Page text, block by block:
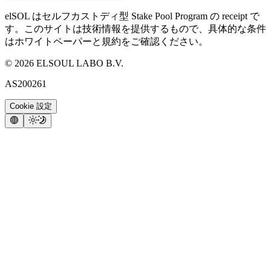
elSOL はセルフカストディ型 Stake Pool Program の receipt で
す。このサイトは技術情報を提供するもので、具体的な条件
はホワイトペーパーと規約をご確認ください。
© 2026 ELSOUL LABO B.V.
AS200261
Cookie 設定